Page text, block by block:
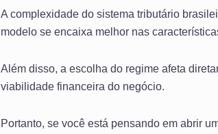
A complexidade do sistema tributário
modelo se encaixa melhor nas
Além disso, a escolha do regime afeta
viabilidade financeira do negócio.
Portanto, se você está pensando em abrir